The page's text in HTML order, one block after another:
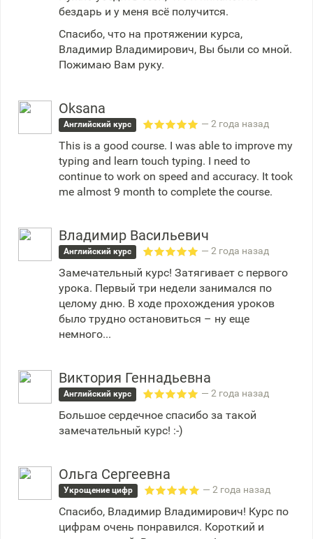
бездарь и у меня всё получится.
Спасибо, что на протяжении курса,
Владимир Владимирович, Вы были со мной.
Пожимаю Вам руку.
Oksana
Английский курс — 2 года назад
This is a good course. I was able to improve my
typing and learn touch typing. I need to
continue to work on speed and accuracy. It took
me almost 9 month to complete the course.
Владимир Васильевич
Английский курс — 2 года назад
Замечательный курс! Затягивает с первого
урока. Первый три недели занимался по
целому дню. В ходе прохождения уроков
было трудно остановиться – ну еще
немного...
Виктория Геннадьевна
Английский курс — 2 года назад
Большое сердечное спасибо за такой
замечательный курс! :-)
Ольга Сергеевна
Укрощение цифр — 2 года назад
Спасибо, Владимир Владимирович! Курс по
цифрам очень понравился. Короткий и